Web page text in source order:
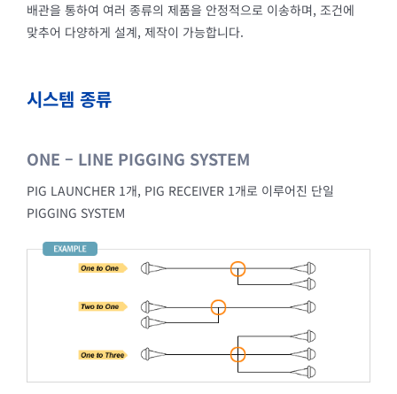
배관을 통하여 여러 종류의 제품을 안정적으로 이송하며, 조건에
맞추어 다양하게 설계, 제작이 가능합니다.
시스템 종류
ONE – LINE PIGGING SYSTEM
PIG LAUNCHER 1개, PIG RECEIVER 1개로 이루어진 단일
PIGGING SYSTEM